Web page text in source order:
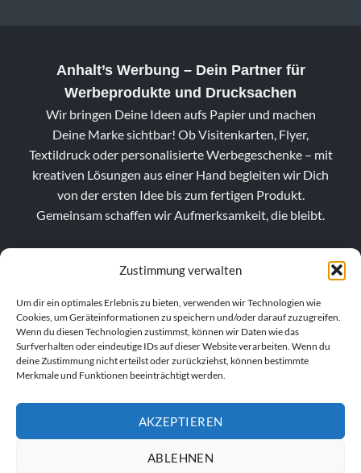
Zustimmung verwalten
Um dir ein optimales Erlebnis zu bieten, verwenden wir Technologien wie
Cookies, um Geräteinformationen zu speichern und/oder darauf zuzugreifen.
Wenn du diesen Technologien zustimmst, können wir Daten wie das
Surfverhalten oder eindeutige IDs auf dieser Website verarbeiten. Wenn du
deine Zustimmung nicht erteilst oder zurückziehst, können bestimmte
Merkmale und Funktionen beeinträchtigt werden.
AKZEPTIEREN
ABLEHNEN
Anhalt’s Werbung – Dein Partner für
Werbeprodukte und Drucksachen
Wir bringen Deine Ideen aufs Papier und machen
Deine Marke sichtbar! Ob Visitenkarten, Flyer,
Textildruck oder personalisierte Werbegeschenke – mit
kreativen Lösungen aus einer Hand begleiten wir Dich
von der ersten Idee bis zum fertigen Produkt.
Gemeinsam schaffen wir Aufmerksamkeit, die bleibt.